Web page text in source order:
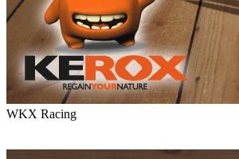
WKX Racing